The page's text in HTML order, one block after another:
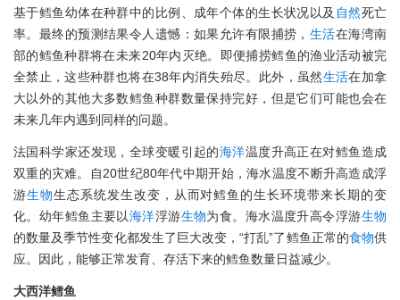
基于鳕鱼幼体在种群中的比例、成年个体的生长状况以及 自然死亡
率。最终的预测结果令人遗憾：如果允许有限捕捞， 生活在海湾南
部的鳕鱼种群将在未来20年内灭绝。即便捕捞鳕鱼的渔业活动被完
全禁止，这些种群也将在38年内消失殆尽。此外，虽然生活在加拿
大以外的其他大多数鳕鱼种群数量保持完好，但是它们可能也会在
未来几年内遇到同样的问题。
法国科学家还发现，全球变暖引起的海洋温度升高正在对鳕鱼造成
双重的灾难。自20世纪80年代中期开始，海水温度不断升高造成浮
游生物生态系统发生改变，从而对鳕鱼的生长环境带来长期的变
化。幼年鳕鱼主要以海洋浮游生物为食。海水温度升高令浮游生物
的数量及季节性变化都发生了巨大改变，“打乱”了鳕鱼正常的食物供
应。因此，能够正常发育、存活下来的鳕鱼数量日益减少。
大西洋鳕鱼